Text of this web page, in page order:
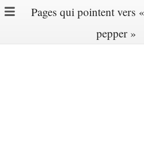
Pages qui pointent vers
pepper »